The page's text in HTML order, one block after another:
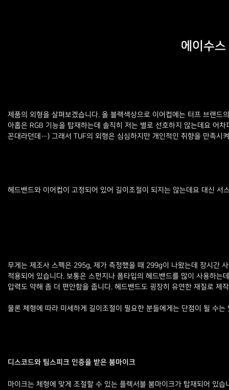
에이수
제품의 외형을 살펴보겠습니다. 올 블랙색상으로 이어컵에는 터프 브랜
아홉은 RGB 기능을 탑재하는데 솔직히 저는 별로 선호하지 않는데요 어
꼰대라던데…) 그래서 TUF의 외형은 심심하지만 개인적인 취향을 만족시
헤드밴드와 이어컵이 고정되어 있어 길이조절이 되지는 않는데요 대신
무게는 제조사 스펙은 295g, 제가 측정했을 때 299g이 나왔는데 장시간
적용되어 있습니다. 보통은 스펀지나 폼타입의 헤드밴드를 많이 사용하
압력도 약해 좀 더 편안함을 줍니다. 헤드밴드도 굉장히 유연한 재질로 제
물론 체형에 따라 미세하게 길이조절이 필요한 분들에게는 단점이 될 수
디스코드와 팀스피크 인증을 받은 붐마이크
마이크는 체형에 맞게 조절할 수 있는 플렉서블 붐마이크가 탑재되어 있